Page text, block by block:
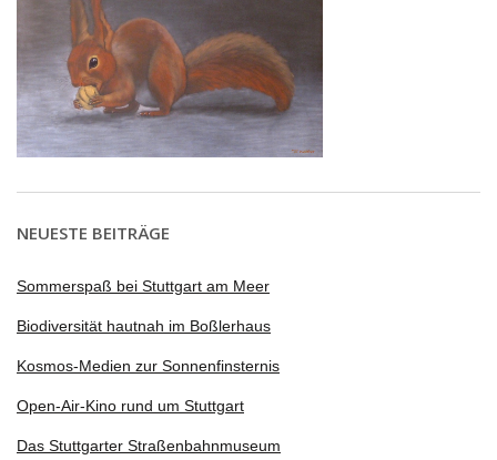
NEUESTE BEITRÄGE
Sommerspaß bei Stuttgart am Meer
Biodiversität hautnah im Boßlerhaus
Kosmos-Medien zur Sonnenfinsternis
Open-Air-Kino rund um Stuttgart
Das Stuttgarter Straßenbahnmuseum